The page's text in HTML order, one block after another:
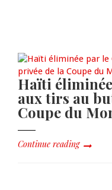
Haïti
aux tirs au
Coupe du
Continue reading